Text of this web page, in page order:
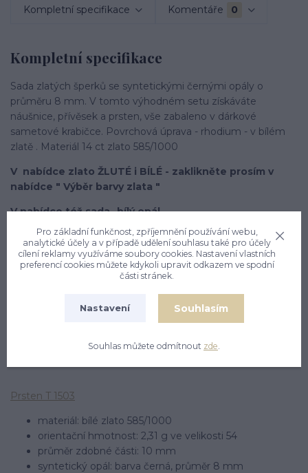
Kompletní specifikace Komentáře 0
Kompletní specifikace
Sada zlatých šperků se syntetickými černými opály o
průměru 8 mm. V tomto výhodném setu získáváte
náušnice, přívěsek a prsten, vše zabaleno v dárkové
sametové krabičce. Povrchová úprava - rhodium - v bílém
zlatě . Materiál 14 ct zlato 585/1000
V nabídce zlato ŽLUTÉ i BÍLÉ - zaklikněte prosím v
nabídce " Výběr barvy zlata "
V nabídce též sada- bílý opál
Náušnice NK 1503
průměr zdobné části: 10 mm
syntetický opál: barva černá, průměr 8 mm
Prsten T 1503
materiál: bílé zlato 585/1000
orientační hmotnost: 2,31 g ve velikosti 54
průměr zdobné části: 10 mm
syntetický opál: barva černá, průměr 8 mm
Pro základní funkčnost, zpříjemnění používání webu,
analytické účely a v případě udělení souhlasu také pro účely
cílení reklamy využíváme soubory cookies. Nastavení vlastních
preferencí cookies můžete kdykoli upravit odkazem ve spodní
části stránek.
Nastavení Souhlasím
Souhlas můžete odmítnout zde.